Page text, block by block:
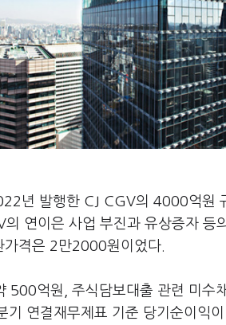
년 발행한 CJ CGV의 4000억원
연이은 사업 부진과 유상증자 등
가격은 2만2000원이었다.
500억원, 주식담보대출 관련 미
연결재무제표 기준 당기순이익